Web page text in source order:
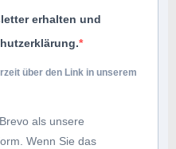
erhalten und
über den Link in unserem
als unsere
Wenn Sie das